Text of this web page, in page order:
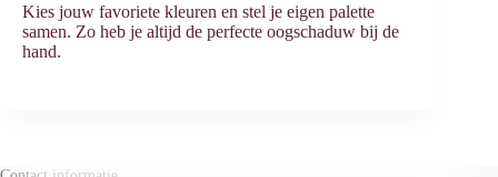
Kies jouw favoriete kleuren en stel je eigen palette
samen. Zo heb je altijd de perfecte oogschaduw bij de
hand.